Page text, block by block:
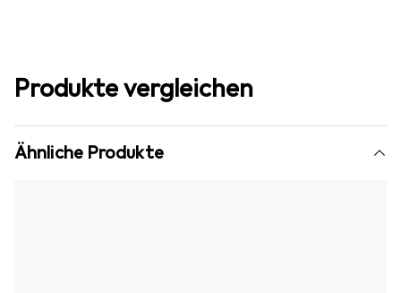
Produkte vergleichen
Ähnliche Produkte